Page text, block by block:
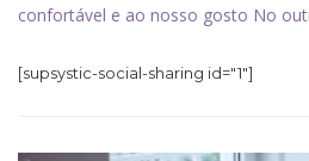
confortável e ao nosso gosto No
[supsystic-social-sharing id="1"]